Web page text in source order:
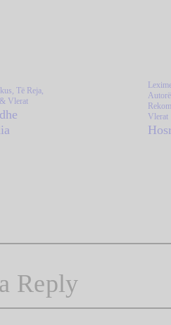
Të Reja,
Vlerat
Vlerat
Reply